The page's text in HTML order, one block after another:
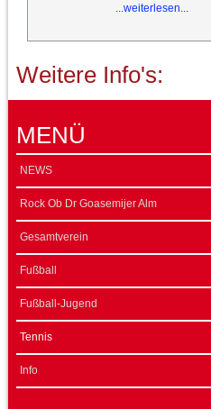
...weiterlesen...
Weitere Info's:
MENÜ
NEWS
Rock Ob Dr Goasemijer Alm
Gesamtverein
Fußball
Fußball-Jugend
Tennis
Info